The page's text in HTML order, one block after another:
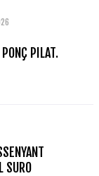
PILAT.
SURO